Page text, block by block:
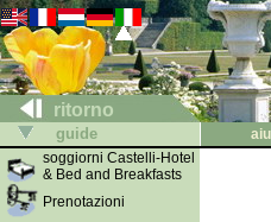
ritorno
guide
soggiorni Castelli-Hotel
& Bed and Breakfasts
Prenotazioni